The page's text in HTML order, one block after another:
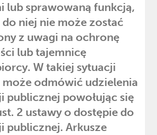
lub sprawowaną funkcją,
niej nie może zostać
z uwagi na ochronę
lub tajemnicę
W takiej sytuacji
odmówić udzielenia
publicznej powołując się
2 ustawy o dostępie do
publicznej. Arkusze